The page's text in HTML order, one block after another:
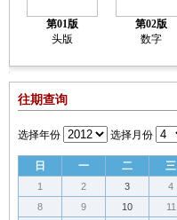
第01版
头版
第02版
数字
往期查询
选择年份 选择月份
日 一 二 三
1 2 3 4
8
9 10 11